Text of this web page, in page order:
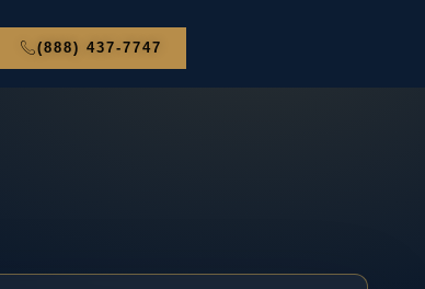
(888) 437-7747